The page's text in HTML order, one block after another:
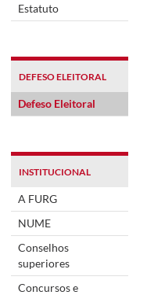
Estatuto
DEFESO ELEITORAL
Defeso Eleitoral
INSTITUCIONAL
A FURG
NUME
Conselhos
superiores
Concursos e